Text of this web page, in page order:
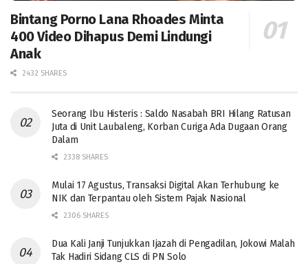
Bintang Porno Lana Rhoades Minta
400 Video Dihapus Demi Lindungi
Anak
2432 SHARES
Seorang Ibu Histeris : Saldo Nasabah BRI Hilang Ratusan
Juta di Unit Laubaleng, Korban Curiga Ada Dugaan Orang
Dalam
2338 SHARES
Mulai 17 Agustus, Transaksi Digital Akan Terhubung ke
NIK dan Terpantau oleh Sistem Pajak Nasional
2306 SHARES
Dua Kali Janji Tunjukkan Ijazah di Pengadilan, Jokowi Malah
Tak Hadiri Sidang CLS di PN Solo